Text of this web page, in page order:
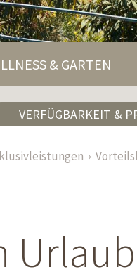
& GARTEN
VERFÜGBARKEIT &